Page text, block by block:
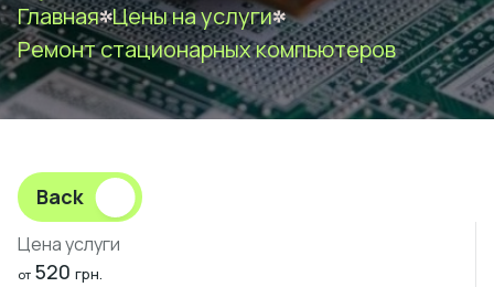
Главная Цены на услуги
Ремонт стационарных компьютеров
Back
Цена услуги
от 520 грн.